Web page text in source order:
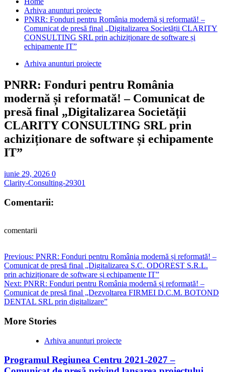
Arhiva anunturi proiecte
PNRR: Fonduri pentru România modernă și reformată! –
Comunicat de presă final „Digitalizarea Societății CLARITY
CONSULTING SRL prin achiziționare de software și
echipamente IT”
Arhiva anunturi proiecte
PNRR: Fonduri pentru România
modernă și reformată! – Comunicat de
presă final „Digitalizarea Societății
CLARITY CONSULTING SRL prin
achiziționare de software și echipamente
IT”
iunie 29, 2026 0
Clarity-Consulting-29301
Comentarii:
comentarii
Post
navigation
Previous: PNRR: Fonduri pentru România modernă și reformată! –
Comunicat de presă final „Digitalizarea S.C. ODOREST S.R.L.
prin achiziționare de software și echipamente IT”
Next: PNRR: Fonduri pentru România modernă și reformată! –
Comunicat de presă final „Dezvoltarea FIRMEI D.C.M. BOTOND
DENTAL SRL prin digitalizare”
More Stories
Arhiva anunturi proiecte
Programul Regiunea Centru 2021-2027 –